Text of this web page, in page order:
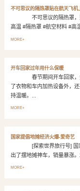
不可思议的隔热罩贴在航天飞机
不可思议的隔热罩，贴
高温 #隔热罩 #航空材料 #
MORE+
开车回家过年用什么保暖
春节期间开车回家，如
了衣物和车内加热设备外，
持温暖。...
MORE+
国家提倡地摊经济火爆-爱奇艺
[探索世界旅行号] 国家
出了摆地摊神车，销量暴涨
MORE+